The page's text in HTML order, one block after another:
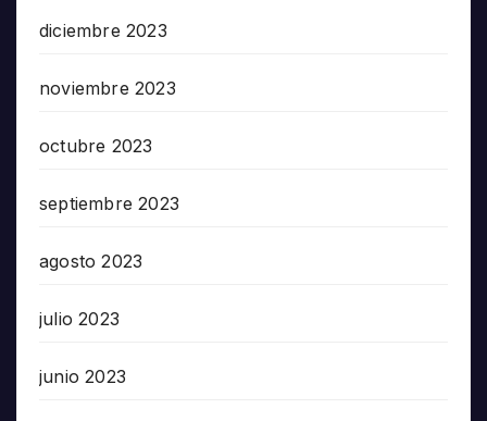
diciembre 2023
noviembre 2023
octubre 2023
septiembre 2023
agosto 2023
julio 2023
junio 2023